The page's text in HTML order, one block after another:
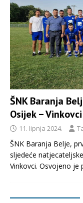
ŠNK Baranja
Osijek – Vinkovci
11. lipnja 2024.
ŠNK Baranja Belje,
sljedeće
Vinkovci. Osvojeno je